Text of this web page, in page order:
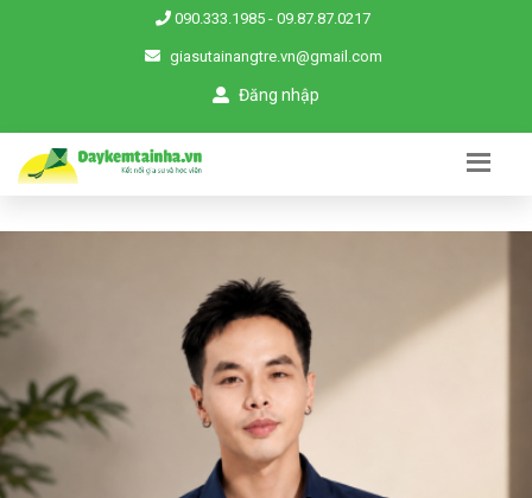
090.333.1985 - 09.87.87.0217
giasutainangtre.vn@gmail.com
Đăng nhập